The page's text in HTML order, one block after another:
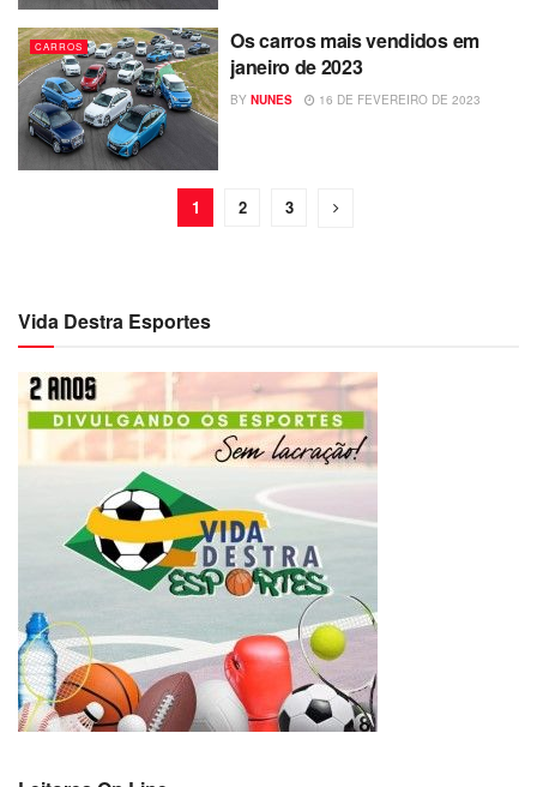
CARROS
Os carros mais vendidos em
janeiro de 2023
BY NUNES 16 DE FEVEREIRO DE 2023
1 2 3
Vida Destra Esportes